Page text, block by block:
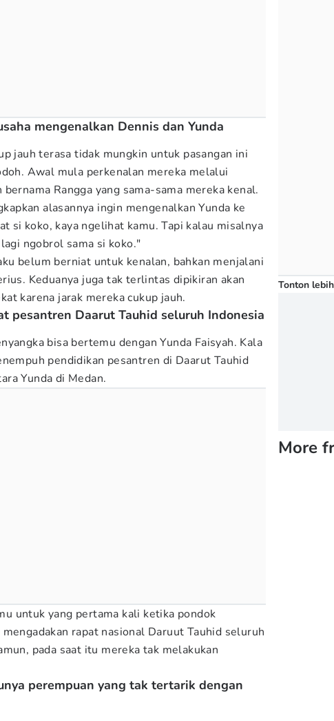
mengenalkan Dennis dan Yunda
jauh terasa tidak mungkin untuk pasangan ini
Awal mula perkenalan mereka melalui
Rangga yang sama-sama mereka kenal.
alasannya ingin mengenalkan Yunda ke
si koko, kaya ngelihat kamu. Tapi kalau misalnya
ngobrol sama si koko."
belum berniat untuk kenalan, bahkan menjalani
Keduanya juga tak terlintas dipikiran akan
karena jarak mereka cukup jauh.
pesantren Daarut Tauhid seluruh Indonesia
bisa bertemu dengan Yunda Faisyah. Kala
pendidikan pesantren di Daarut Tauhid
Yunda di Medan.
untuk yang pertama kali ketika pondok
rapat nasional Daruut Tauhid seluruh
pada saat itu mereka tak melakukan
perempuan yang tak tertarik dengan
Tonton
More